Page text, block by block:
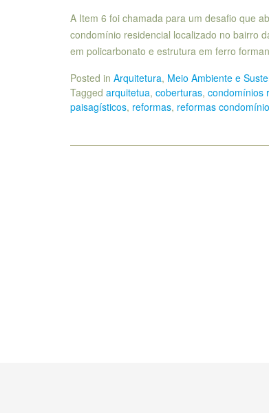
A Item 6 foi chamada para um desafio que
condomínio residencial localizado no bairro
em policarbonato e estrutura em ferro
Posted in Arquitetura, Meio Ambiente e
Tagged arquitetua, coberturas, condomínios
paisagísticos, reformas, reformas